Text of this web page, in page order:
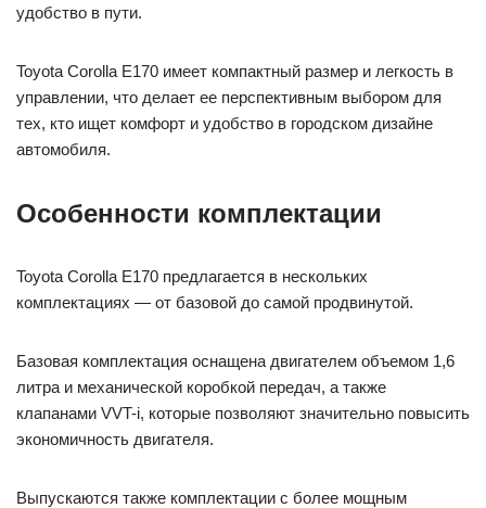
удобство в пути.
Toyota Corolla E170 имеет компактный размер и легкость в
управлении, что делает ее перспективным выбором для
тех, кто ищет комфорт и удобство в городском дизайне
автомобиля.
Особенности комплектации
Toyota Corolla E170 предлагается в нескольких
комплектациях — от базовой до самой продвинутой.
Базовая комплектация оснащена двигателем объемом 1,6
литра и механической коробкой передач, а также
клапанами VVT-i, которые позволяют значительно повысить
экономичность двигателя.
Выпускаются также комплектации с более мощным